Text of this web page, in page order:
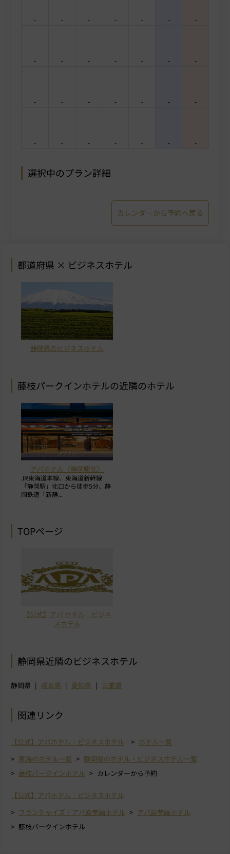
- - - - - - -
- - - - - - -
- - - - - - -
- - - - - - -
選択中のプラン詳細
カレンダーから予約へ戻る
都道府県 × ビジネスホテル
静岡県のビジネスホテル
藤枝パークインホテルの近隣のホテル
アパホテル〈静岡駅北〉
JR東海道本線、東海道新幹線
「静岡駅」北口から徒歩5分、静
岡鉄道「新静...
TOPページ
【公式】アパ ホテル｜ビジネ
スホテル
静岡県近隣のビジネスホテル
静岡県 岐阜県 愛知県 三重県
関連リンク
【公式】アパホテル｜ビジネスホテル
ホテル一覧
東海のホテル一覧
静岡県のホテル・ビジネスホテル一覧
藤枝パークインホテル
カレンダーから予約
【公式】アパホテル｜ビジネスホテル
フランチャイズ・アパ直参画ホテル
アパ直参画ホテル
藤枝パークインホテル